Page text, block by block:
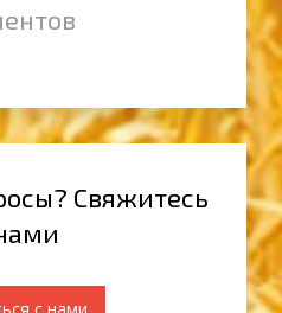
Свяжитесь